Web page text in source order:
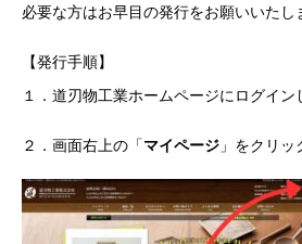
必要な方はお早目の発行をお願いいたし
【発行手順】
１．道刃物工業ホームページにログイン
２．画面右上の「 マイページ 」をクリッ